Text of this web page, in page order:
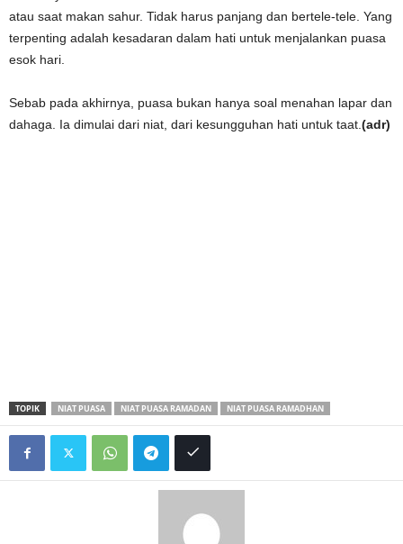
atau saat makan sahur. Tidak harus panjang dan bertele-tele. Yang
terpenting adalah kesadaran dalam hati untuk menjalankan puasa
esok hari.
Sebab pada akhirnya, puasa bukan hanya soal menahan lapar dan
dahaga. Ia dimulai dari niat, dari kesungguhan hati untuk taat. (adr)
TOPIK NIAT PUASA NIAT PUASA RAMADAN NIAT PUASA RAMADHAN